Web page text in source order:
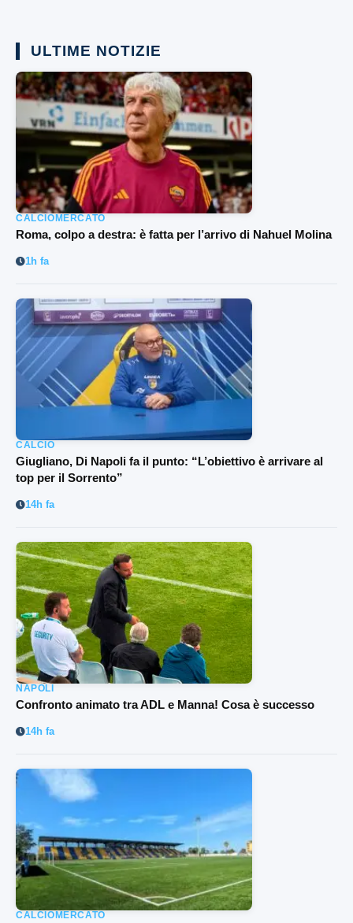
ULTIME NOTIZIE
CALCIOMERCATO
Roma, colpo a destra: è fatta per l’arrivo di Nahuel Molina
1h fa
CALCIO
Giugliano, Di Napoli fa il punto: “L’obiettivo è arrivare al
top per il Sorrento”
14h fa
NAPOLI
Confronto animato tra ADL e Manna! Cosa è successo
14h fa
CALCIOMERCATO